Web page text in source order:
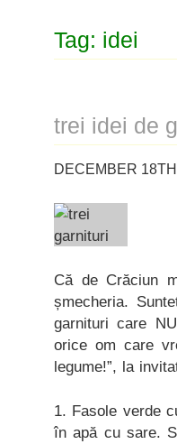
Tag: idei
trei idei de
DECEMBER
Că de Crăciun
șmecheria.
garnituri care
orice om care
legume!”, la
1. Fasole verde
în apă cu sare.